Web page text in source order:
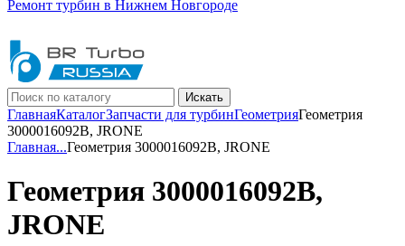
Ремонт турбин в Нижнем Новгороде
Искать
ГлавнаяКаталогЗапчасти для турбинГеометрияГеометрия
3000016092B, JRONE
Главная...Геометрия 3000016092B, JRONE
Геометрия 3000016092B,
JRONE